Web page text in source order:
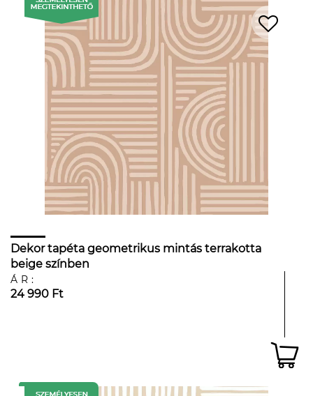
Dekor tapéta geometrikus mintás terrakotta
beige színben
ÁR:
24 990 Ft